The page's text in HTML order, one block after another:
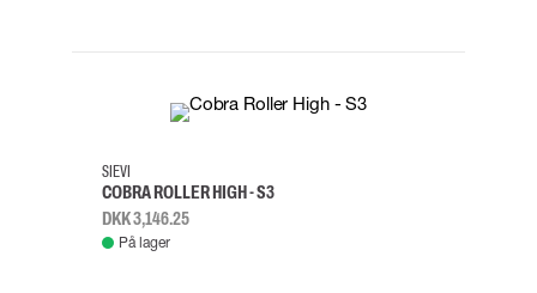
38
SIEVI
COBRA ROLLER HIGH - S3
DKK 3,146.25
På lager